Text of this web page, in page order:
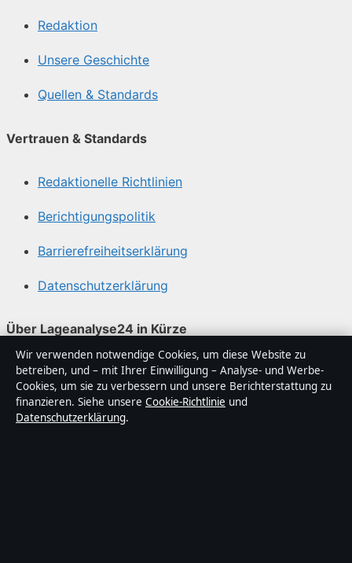
Redaktion
Unsere Geschichte
Quellen & Standards
Vertrauen & Standards
Redaktionelle Richtlinien
Berichtigungspolitik
Barrierefreiheitserklärung
Datenschutzerklärung
Über Lageanalyse24 in Kürze
Lageanalyse24 ist ein unabhängiger digitaler
Nachrichtenanbieter mit Fokus auf Politik, Wirtschaft,
Technik und Gesellschaft in Deutschland. Jeder Artikel
trägt eine Byline, wird von einem Redakteur geprüft und
Wir verwenden notwendige Cookies, um diese Website zu
betreiben, und – mit Ihrer Einwilligung – Analyse- und Werbe-
Cookies, um sie zu verbessern und unsere Berichterstattung zu
finanzieren. Siehe unsere Cookie-Richtlinie und
Datenschutzerklärung.